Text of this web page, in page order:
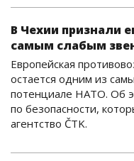
В Чехии признали
самым слабым
Европейская
остается одним из
потенциале НАТО. Об
по безопасности,
агентство ČTK.